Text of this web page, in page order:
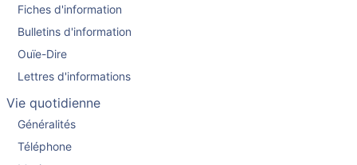
Fiches d'information
Bulletins d'information
Ouïe-Dire
Lettres d'informations
Vie quotidienne
Généralités
Téléphone